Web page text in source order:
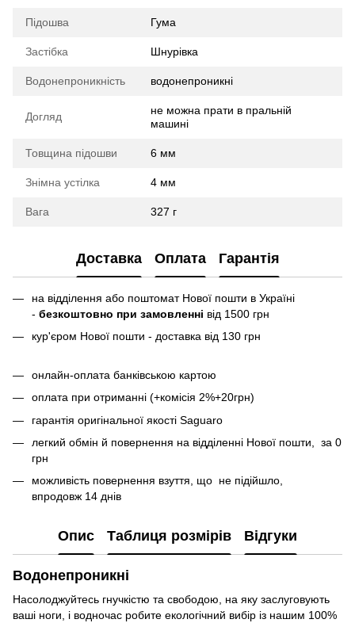
Підошва Гума
Застібка Шнурівка
Водонепроникність водонепроникні
Догляд
не можна прати в пральній
машині
Товщина підошви 6 мм
Знімна устілка 4 мм
Вага 327 г
Доставка Оплата Гарантія
на відділення або поштомат Нової пошти в Україні
- безкоштовно при замовленні від 1500 грн
кур'єром Нової пошти - доставка від 130 грн
онлайн-оплата банківською картою
оплата при отриманні (+комісія 2%+20грн)
гарантія оригінальної якості Saguaro
легкий обмін й повернення на відділенні Нової пошти, за 0
грн
можливість повернення взуття, що не підійшло,
впродовж 14 днів
Опис Таблиця розмірів Відгуки
Водонепроникні
Насолоджуйтесь гнучкістю та свободою, на яку заслуговують
ваші ноги, і водночас робите екологічний вибір із нашим 100%